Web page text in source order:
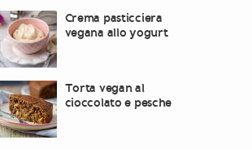
Crema pasticciera
vegana allo yogurt
Torta vegan al
cioccolato e pesche